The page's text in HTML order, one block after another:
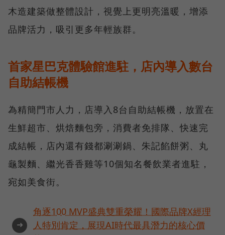
木造建築做整體設計，視覺上更明亮溫暖，增添
品牌活力，吸引更多年輕族群。
首家星巴克體驗館進駐，店內導入數台
自助結帳機
為精簡門市人力，店導入8台自助結帳機，放置在
生鮮超市、烘焙麵包旁，消費者免排隊、快速完
成結帳，店內還有錢都涮涮鍋、朱記餡餅粥、丸
龜製麵、繼光香香雞等10個知名餐飲業者進駐，
宛如美食街。
➜
角逐100 MVP盛典雙重榮耀！國際品牌X經理
人特別肯定，展現AI時代最具潛力的核心價